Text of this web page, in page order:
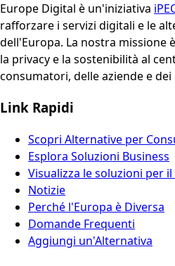
Europe Digital è un'iniziativa
rafforzare i servizi digitali e le
dell'Europa. La nostra missione
la privacy e la sostenibilità al
consumatori, delle aziende e
Link Rapidi
Scopri Alternative per
Esplora Soluzioni Business
Visualizza le soluzioni per
Notizie
Perché l'Europa è Diversa
Domande Frequenti
Aggiungi un'Alternativa